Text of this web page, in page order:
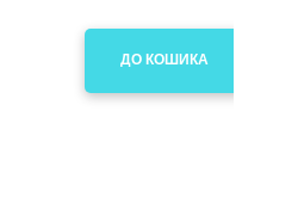
ДО КОШИКА